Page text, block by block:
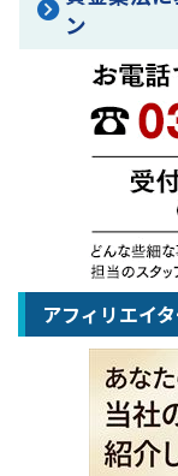
ン
アフィリエイ